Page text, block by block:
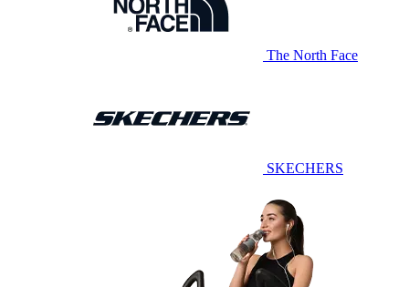
The North Face
SKECHERS